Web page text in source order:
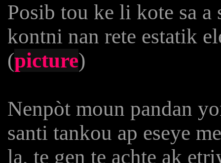
Posib tou ke li kote sa a
kontni nan rete estatik
(picture)
Nenpòt moun pandan
santi tankou ap eseye
la, te gen te achte ak